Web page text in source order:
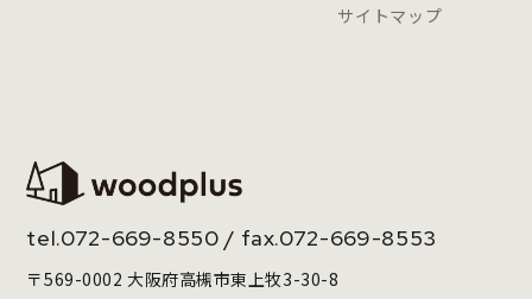
サイトマップ
tel.072-669-8550 / fax.072-669-8553
〒569-0002 大阪府高槻市東上牧3-30-8